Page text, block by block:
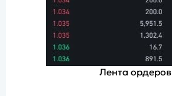
Лента ордеров